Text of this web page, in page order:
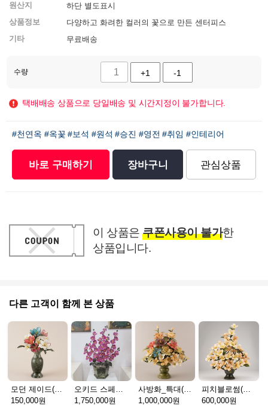
원산지
하단 별도표시
상품정보
다양하고 화려한 컬러의 꽃으로 만든 센터피스
기타
무료배송
수량 +1 -1
택배배송 상품으로 당일배송 및 시간지정이 불가합니다.
#천연옥 #옥꽃 #보석 #원석 #승진 #영전 #취임 #인테리어
바로 구매하기 장바구니 관심상품
이 상품은 쿠폰사용이 불가한
상품입니다.
다른 고객이 함께 본 상품
모던 제이드(천연옥꽃_택배)
150,000원
오키드 스페셜(천연옥꽃_택배)
1,750,000원
사방화_특대(천연옥꽃_택배)
1,000,000원
피치블로썸(천연옥꽃_택배)
600,000원